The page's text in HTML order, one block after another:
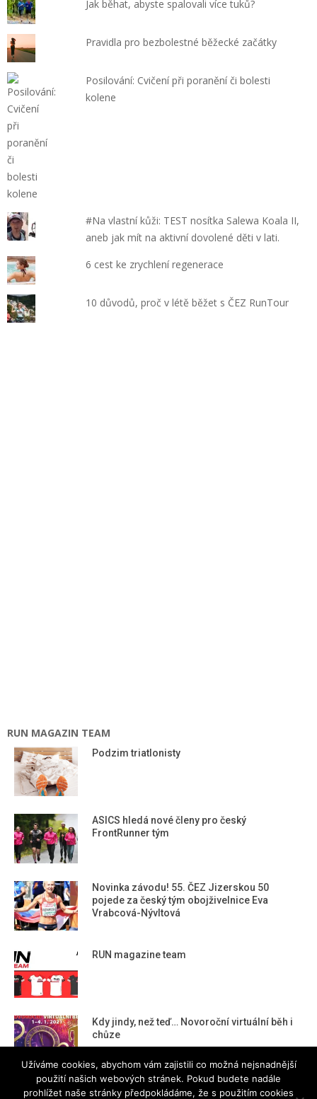
Jak běhat, abyste spalovali více tuků?
Pravidla pro bezbolestné běžecké začátky
Posilování: Cvičení při poranění či bolesti
kolene
#Na vlastní kůži: TEST nosítka Salewa Koala II,
aneb jak mít na aktivní dovolené děti v lati.
6 cest ke zrychlení regenerace
10 důvodů, proč v létě běžet s ČEZ RunTour
RUN MAGAZIN TEAM
Podzim triatlonisty
ASICS hledá nové členy pro český
FrontRunner tým
Novinka závodu! 55. ČEZ Jizerskou 50
pojede za český tým obojživelnice Eva
Vrabcová-Nývltová
RUN magazine team
Kdy jindy, než teď… Novoroční virtuální běh i
chůze
Užíváme cookies, abychom vám zajistili co možná nejsnadnější
použití našich webových stránek. Pokud budete nadále
prohlížet naše stránky předpokládáme, že s použitím cookies